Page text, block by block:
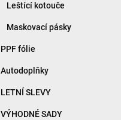
Leštící kotouče
Maskovací pásky
PPF fólie
Autodoplňky
LETNÍ SLEVY
VÝHODNÉ SADY